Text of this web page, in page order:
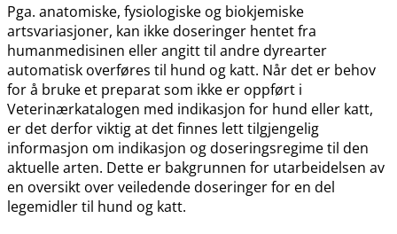
Pga. anatomiske, fysiologiske og biokjemiske
artsvariasjoner, kan ikke doseringer hentet fra
humanmedisinen eller angitt til andre dyrearter
automatisk overføres til hund og katt. Når det er behov
for å bruke et preparat som ikke er oppført i
Veterinærkatalogen med indikasjon for hund eller katt,
er det derfor viktig at det finnes lett tilgjengelig
informasjon om indikasjon og doseringsregime til den
aktuelle arten. Dette er bakgrunnen for utarbeidelsen av
en oversikt over veiledende doseringer for en del
legemidler til hund og katt.